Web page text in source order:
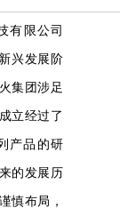
有限公司
兴发展阶
集团涉足
立经过了
产品的研
的发展历
慎布局，